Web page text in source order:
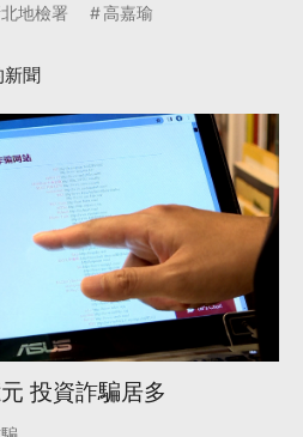
地檢署 高嘉瑜
新聞
投資詐騙居多